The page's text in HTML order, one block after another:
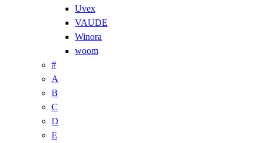
Uvex
VAUDE
Winora
woom
#
A
B
C
D
E